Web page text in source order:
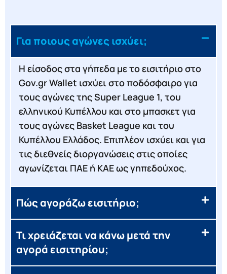
Για ποιους αγώνες ισχύει;
Η είσοδος στα γήπεδα με το εισιτήριο στο
Gov.gr Wallet ισχύει στο ποδόσφαιρο για
τους αγώνες της Super League 1, του
ελληνικού Κυπέλλου και στο μπασκετ για
τους αγώνες Basket League και του
Κυπέλλου Ελλάδος. Επιπλέον ισχύει και για
τις διεθνείς διοργανώσεις στις οποίες
αγωνίζεται ΠΑΕ ή ΚΑΕ ως γηπεδούχος.
Πώς αγοράζω εισιτήριο;
Τι χρειάζεται να κάνω μετά την
αγορά εισιτηρίου;